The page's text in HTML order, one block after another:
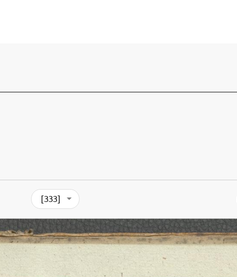
[333]